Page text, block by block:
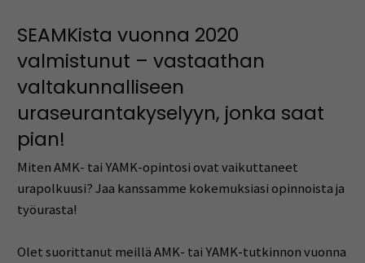
SEAMKista vuonna 2020
valmistunut – vastaathan
valtakunnalliseen
uraseurantakyselyyn, jonka saat
pian!
Miten AMK- tai YAMK-opintosi ovat vaikuttaneet
urapolkuusi? Jaa kanssamme kokemuksiasi opinnoista ja
työurasta!
Olet suorittanut meillä AMK- tai YAMK-tutkinnon vuonna